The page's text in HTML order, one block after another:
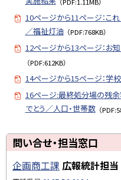
10ページから11ページ：こ
／福祉灯油 （PDF:768KB）
12ページから13ページ：お
（PDF:612KB）
14ページから15ページ：学
16ページ:最終処分場の残
でとう／人口・世帯数 （
ッ
プ
問い合せ・担当窓口
企画商工課 広報統計担当